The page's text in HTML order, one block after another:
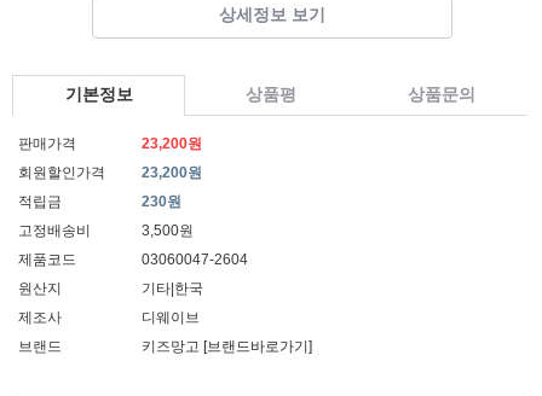
상세정보 보기
기본정보 상품평 상품문의
판매가격
23,200원
회원할인가격
23,200원
적립금
230원
고정배송비
3,500원
제품코드
03060047-2604
원산지
기타|한국
제조사
디웨이브
브랜드
키즈망고 [브랜드바로가기]